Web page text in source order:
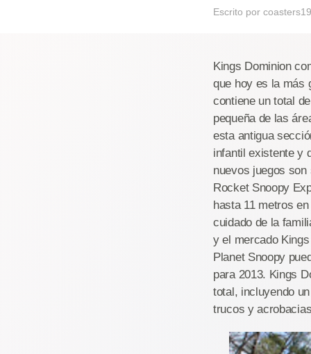
Escrito por
Kings Dominion
que hoy es la más
contiene un total
pequeña de las
esta antigua
infantil existente y
nuevos juegos
Rocket Snoopy
hasta 11 metros
cuidado de la
y el mercado
Planet Snoopy
para 2013. Kings
total, incluyendo
trucos y